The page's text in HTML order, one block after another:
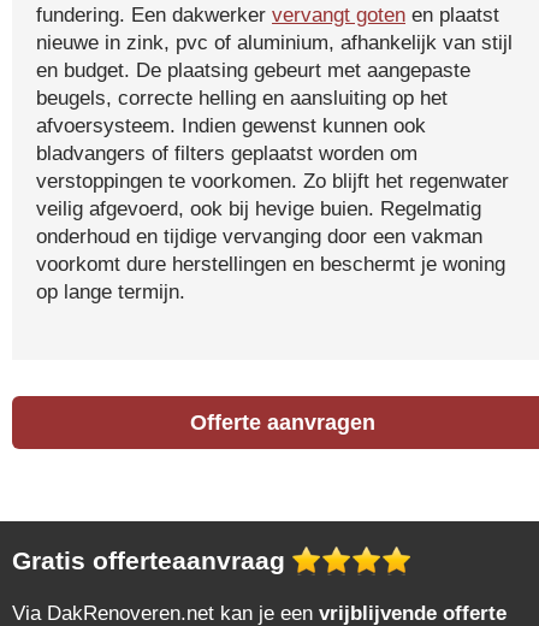
fundering. Een dakwerker vervangt goten en plaatst
nieuwe in zink, pvc of aluminium, afhankelijk van stijl
en budget. De plaatsing gebeurt met aangepaste
beugels, correcte helling en aansluiting op het
afvoersysteem. Indien gewenst kunnen ook
bladvangers of filters geplaatst worden om
verstoppingen te voorkomen. Zo blijft het regenwater
veilig afgevoerd, ook bij hevige buien. Regelmatig
onderhoud en tijdige vervanging door een vakman
voorkomt dure herstellingen en beschermt je woning
op lange termijn.
Offerte aanvragen
Gratis offerteaanvraag
Via DakRenoveren.net kan je een vrijblijvende offerte